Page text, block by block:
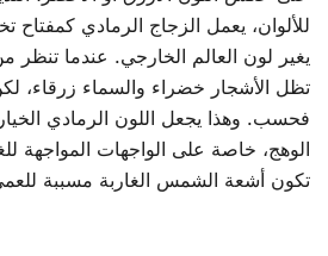
للألوان، يعمل الزجاج الرمادي كمفتاح
يغير لون العالم الخارجي. عندما تنظر
تظل الأشجار خضراء والسماء زرقاء،
فحسب. وهذا يجعل اللون الرمادي
الوهج، خاصة على الواجهات المواجهة
تكون أشعة الشمس الغاربة مسببة